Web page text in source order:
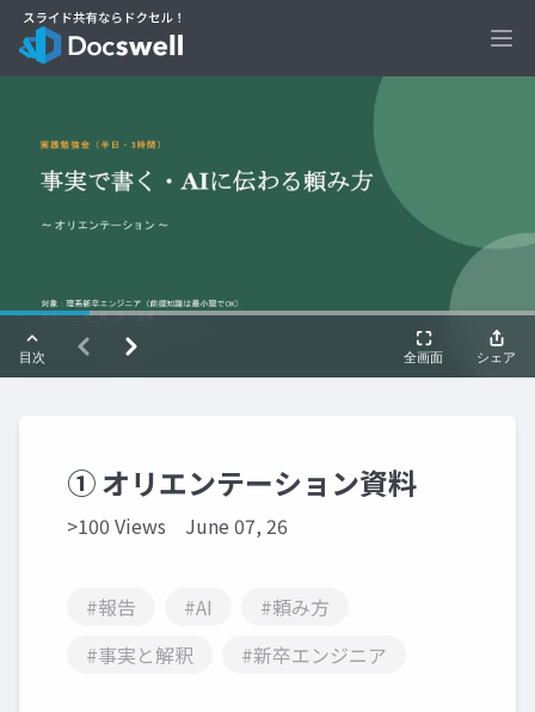
① オリエンテーション資料
>100 Views June 07, 26
#報告 #AI
#頼み方
#事実と解釈
#新卒エンジニア